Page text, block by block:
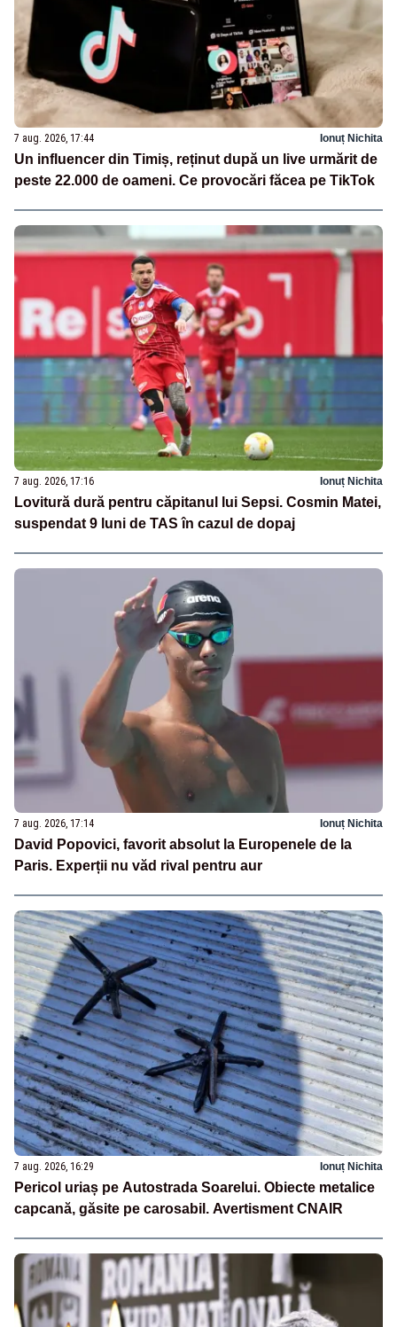
7 aug. 2026, 17:44 Ionuț Nichita
Un influencer din Timiș, reținut după un live urmărit de
peste 22.000 de oameni. Ce provocări făcea pe TikTok
7 aug. 2026, 17:16 Ionuț Nichita
Lovitură dură pentru căpitanul lui Sepsi. Cosmin Matei,
suspendat 9 luni de TAS în cazul de dopaj
7 aug. 2026, 17:14 Ionuț Nichita
David Popovici, favorit absolut la Europenele de la
Paris. Experții nu văd rival pentru aur
7 aug. 2026, 16:29 Ionuț Nichita
Pericol uriaș pe Autostrada Soarelui. Obiecte metalice
capcană, găsite pe carosabil. Avertisment CNAIR